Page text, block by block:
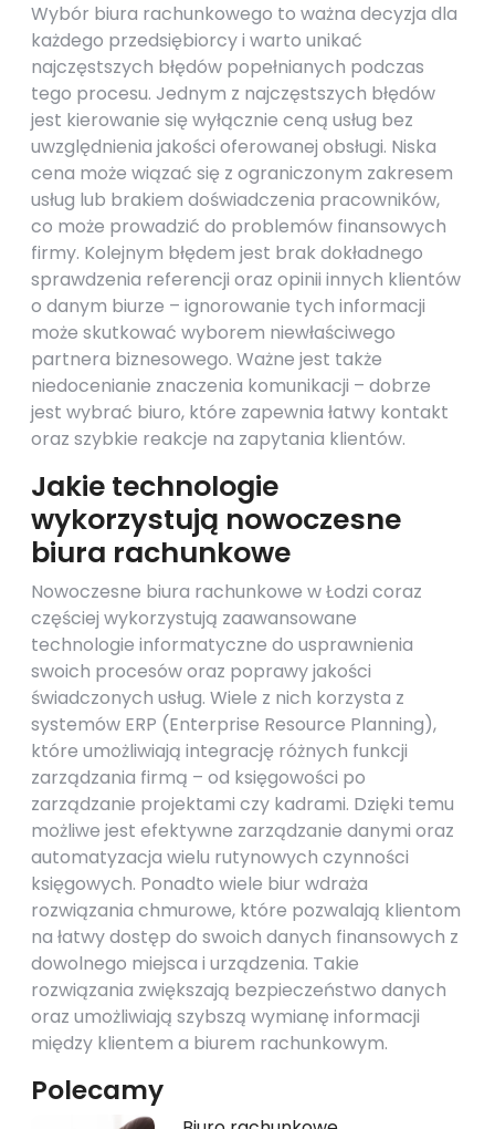
Wybór biura rachunkowego to ważna decyzja dla
każdego przedsiębiorcy i warto unikać
najczęstszych błędów popełnianych podczas
tego procesu. Jednym z najczęstszych błędów
jest kierowanie się wyłącznie ceną usług bez
uwzględnienia jakości oferowanej obsługi. Niska
cena może wiązać się z ograniczonym zakresem
usług lub brakiem doświadczenia pracowników,
co może prowadzić do problemów finansowych
firmy. Kolejnym błędem jest brak dokładnego
sprawdzenia referencji oraz opinii innych klientów
o danym biurze – ignorowanie tych informacji
może skutkować wyborem niewłaściwego
partnera biznesowego. Ważne jest także
niedocenianie znaczenia komunikacji – dobrze
jest wybrać biuro, które zapewnia łatwy kontakt
oraz szybkie reakcje na zapytania klientów.
Jakie technologie
wykorzystują nowoczesne
biura rachunkowe
Nowoczesne biura rachunkowe w Łodzi coraz
częściej wykorzystują zaawansowane
technologie informatyczne do usprawnienia
swoich procesów oraz poprawy jakości
świadczonych usług. Wiele z nich korzysta z
systemów ERP (Enterprise Resource Planning),
które umożliwiają integrację różnych funkcji
zarządzania firmą – od księgowości po
zarządzanie projektami czy kadrami. Dzięki temu
możliwe jest efektywne zarządzanie danymi oraz
automatyzacja wielu rutynowych czynności
księgowych. Ponadto wiele biur wdraża
rozwiązania chmurowe, które pozwalają klientom
na łatwy dostęp do swoich danych finansowych z
dowolnego miejsca i urządzenia. Takie
rozwiązania zwiększają bezpieczeństwo danych
oraz umożliwiają szybszą wymianę informacji
między klientem a biurem rachunkowym.
Polecamy